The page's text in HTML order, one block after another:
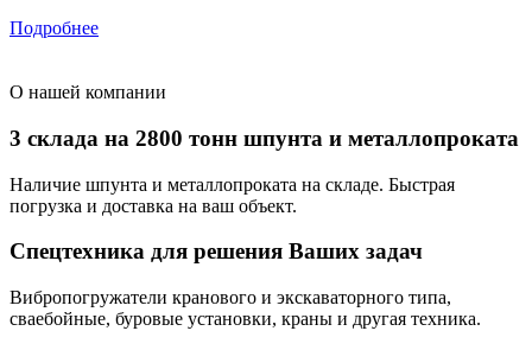
Подробнее
О нашей компании
3 склада на 2800 тонн шпунта и металлопроката
Наличие шпунта и металлопроката на складе. Быстрая
погрузка и доставка на ваш объект.
Спецтехника для решения Ваших задач
Вибропогружатели кранового и экскаваторного типа,
сваебойные, буровые установки, краны и другая техника.